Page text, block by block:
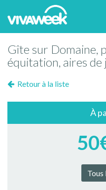
Gîte sur Domaine,
équitation, aires de
Retour à la liste
À
Tous